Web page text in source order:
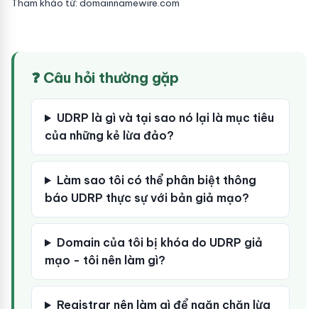
Tham khảo từ: domainnamewire.com
❓ Câu hỏi thường gặp
UDRP là gì và tại sao nó lại là mục tiêu
của những kẻ lừa đảo?
Làm sao tôi có thể phân biệt thông
báo UDRP thực sự với bản giả mạo?
Domain của tôi bị khóa do UDRP giả
mạo - tôi nên làm gì?
Registrar nên làm gì để ngăn chặn lừa